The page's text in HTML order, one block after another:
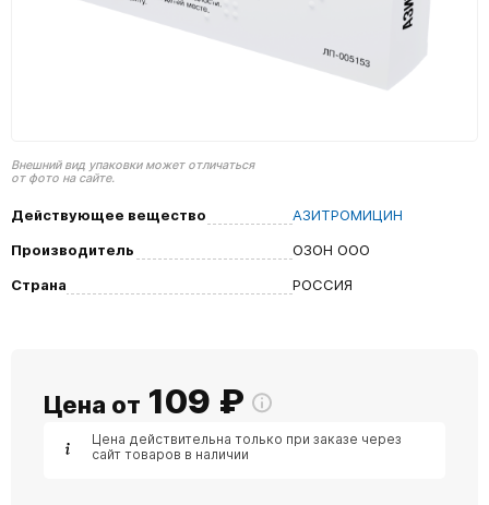
Внешний вид упаковки может отличаться
от фото на сайте.
Действующее вещество
АЗИТРОМИЦИН
Производитель
ОЗОН ООО
Страна
РОССИЯ
Цена от 109 ₽
Цена действительна только при заказе через
сайт товаров в наличии